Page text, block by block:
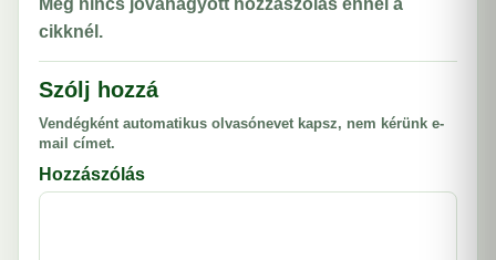
Még nincs jóváhagyott hozzászólás ennél a
cikknél.
Szólj hozzá
Vendégként automatikus olvasónevet kapsz, nem kérünk e-
mail címet.
Hozzászólás